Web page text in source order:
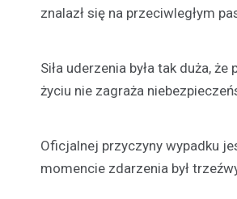
znalazł się na przeciwległym
Siła uderzenia była tak duża,
życiu nie zagraża
Oficjalnej przyczyny wypadku
momencie zdarzenia był